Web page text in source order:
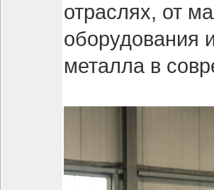
отраслях, от
оборудования
металла в